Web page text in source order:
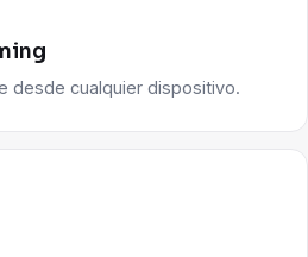
desde cualquier dispositivo.